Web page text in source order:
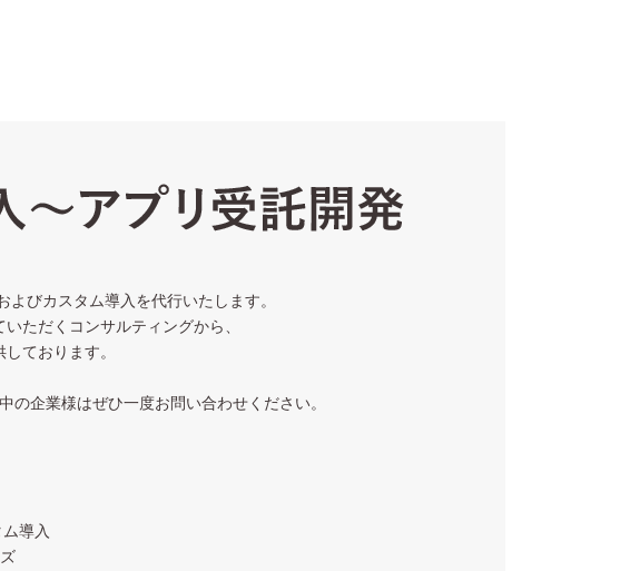
びカスタム導入を代行いたします。
ただくコンサルティングから、
ております。
企業様はぜひ一度お問い合わせください。
導入